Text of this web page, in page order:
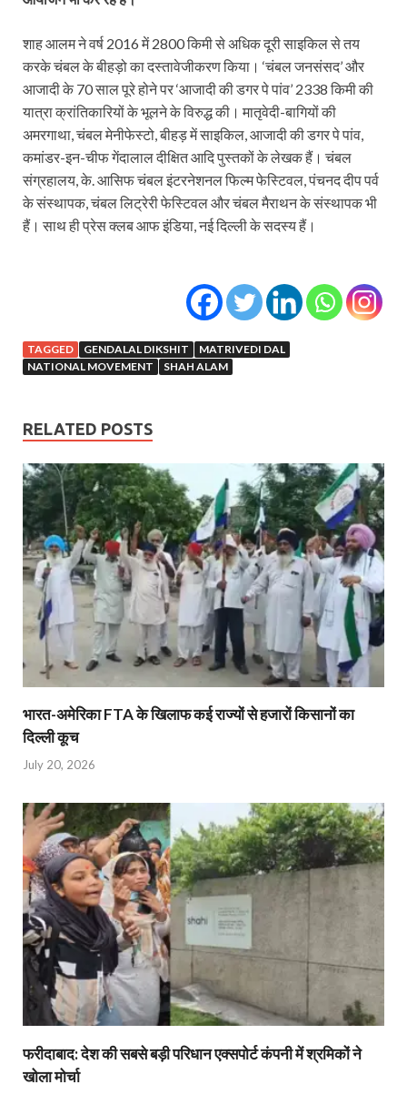
शाह आलम ने वर्ष 2016 में 2800 किमी से अधिक दूरी साइकिल से तय
करके चंबल के बीहड़ो का दस्तावेजीकरण किया। ‘चंबल जनसंसद’ और
आजादी के 70 साल पूरे होने पर ‘आजादी की डगर पे पांव’ 2338 किमी की
यात्रा क्रांतिकारियों के भूलने के विरुद्ध की। मातृवेदी-बागियों की
अमरगाथा, चंबल मेनीफेस्टो, बीहड़ में साइकिल, आजादी की डगर पे पांव,
कमांडर-इन-चीफ गेंदालाल दीक्षित आदि पुस्तकों के लेखक हैं। चंबल
संग्रहालय, के. आसिफ चंबल इंटरनेशनल फिल्म फेस्टिवल, पंचनद दीप पर्व
के संस्थापक, चंबल लिट्रेरी फेस्टिवल और चंबल मैराथन के संस्थापक भी
हैं। साथ ही प्रेस क्लब आफ इंडिया, नई दिल्ली के सदस्‍य हैं।
TAGGED GENDALAL DIKSHIT
MATRIVEDI DAL
NATIONAL MOVEMENT
SHAH ALAM
RELATED POSTS
भारत-अमेरिका FTA के खिलाफ कई राज्यों से हजारों किसानों का
दिल्ली कूच
July 20, 2026
फरीदाबाद: देश की सबसे बड़ी परिधान एक्सपोर्ट कंपनी में श्रमिकों ने
खोला मोर्चा